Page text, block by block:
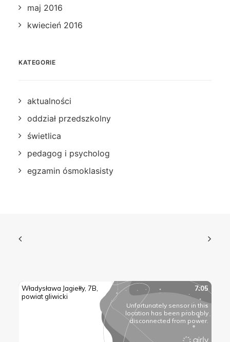
maj 2016
kwiecień 2016
KATEGORIE
aktualności
oddział przedszkolny
świetlica
pedagog i psycholog
egzamin ósmoklasisty